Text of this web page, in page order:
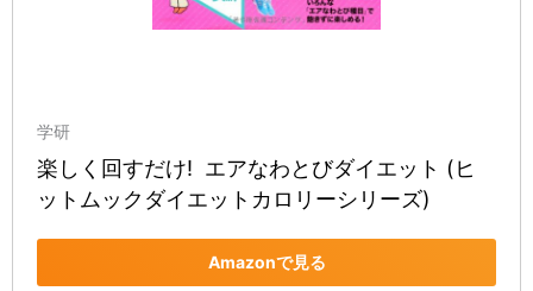
学研
楽しく回すだけ!  エアなわとびダイエット (ヒ
ットムックダイエットカロリーシリーズ)
Amazonで見る